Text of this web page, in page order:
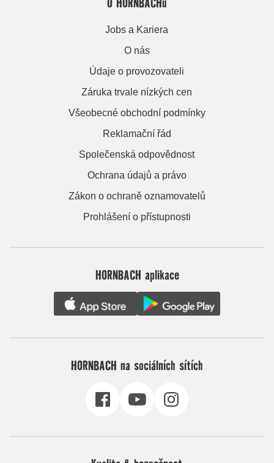
Jobs a Kariera
O nás
Údaje o provozovateli
Záruka trvale nízkých cen
Všeobecné obchodní podmínky
Reklamační řád
Společenská odpovědnost
Ochrana údajů a právo
Zákon o ochraně oznamovatelů
Prohlášení o přístupnosti
HORNBACH aplikace
HORNBACH na sociálních sítích